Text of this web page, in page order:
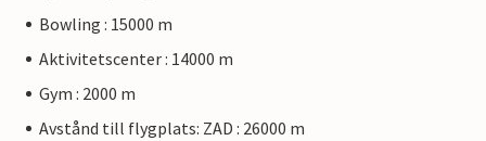
Bowling : 15000 m
Aktivitetscenter : 14000 m
Gym : 2000 m
Avstånd till flygplats: ZAD : 26000 m